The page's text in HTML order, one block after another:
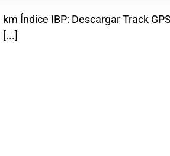
km Índice IBP: Descargar Track
[...]